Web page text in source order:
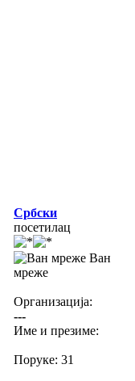
Србски
посетилац
Ван
мреже
Организација:
---
Име и презиме:
Поруке: 31